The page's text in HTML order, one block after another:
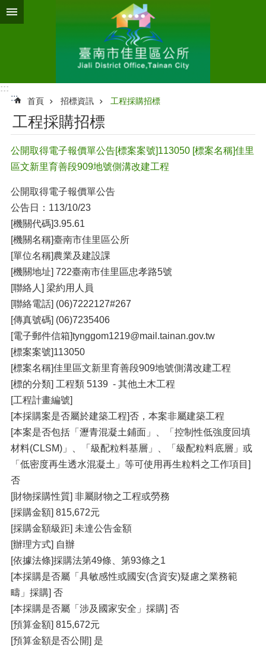
跳到主要內容區塊
:::
:::
首頁 招標資訊 工程採購招標
工程採購招標
公開取得電子報價單公告[標案案號]113050 [標案名稱]佳里
區文新里育善段909地號側溝改建工程
公開取得電子報價單公告
公告日：113/10/23
[機關代碼]3.95.61
[機關名稱]臺南市佳里區公所
[單位名稱]農業及建設課
[機關地址] 722臺南市佳里區忠孝路5號
[聯絡人] 梁約用人員
[聯絡電話] (06)7222127#267
[傳真號碼] (06)7235406
[電子郵件信箱]tynggom1219@mail.tainan.gov.tw
[標案案號]113050
[標案名稱]佳里區文新里育善段909地號側溝改建工程
[標的分類] 工程類 5139 - 其他土木工程
[工程計畫編號]
[本採購案是否屬於建築工程]否，本案非屬建築工程
[本案是否包括「瀝青混凝土鋪面」、「控制性低強度回填
材料(CLSM)」、「級配粒料基層」、「級配粒料底層」或
「低密度再生透水混凝土」等可使用再生粒料之工作項目]
否
[財物採購性質] 非屬財物之工程或勞務
[採購金額] 815,672元
[採購金額級距] 未達公告金額
[辦理方式] 自辦
[依據法條]採購法第49條、第93條之1
[本採購是否屬「具敏感性或國安(含資安)疑慮之業務範
疇」採購] 否
[本採購是否屬「涉及國家安全」採購] 否
[預算金額] 815,672元
[預算金額是否公開] 是